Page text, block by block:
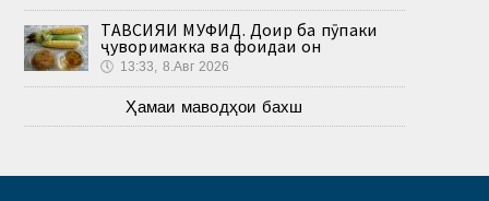
ТАВСИЯИ МУФИД. Доир ба пӯпаки
ҷуворимакка ва фоидаи он
🕔 13:33, 8.Авг 2026
Ҳамаи маводҳои бахш